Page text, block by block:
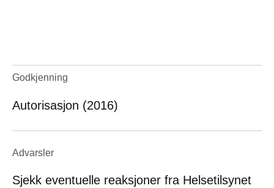
Godkjenning
Autorisasjon (2016)
Advarsler
Sjekk eventuelle reaksjoner fra Helsetilsynet